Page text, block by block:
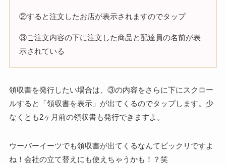
②すると注文したお店が表示されますのでタップ
③ご注文内容の下に注文した商品と配達員の名前が表
示されている
領収書を発行したい場合は、③の内容をさらに下にスクロー
ルすると「領収書を表示」が出てくるのでタップします。少
なくとも2ヶ月前の領収書も発行できますよ。
ウーバーイーツでも領収書が出てくるなんてビックリですよ
ね！会社の立て替えにも使えちゃうかも！？笑